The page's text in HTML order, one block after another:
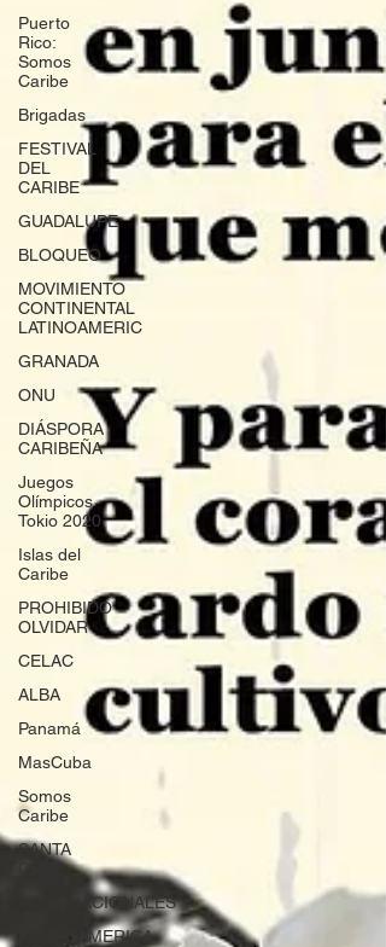
Puerto
Rico:
Somos
Caribe
Brigadas
FESTIVAL
DEL
CARIBE
GUADALUPE
BLOQUEO
MOVIMIENTO
CONTINENTAL
LATINOAMERIC
GRANADA
ONU
DIÁSPORA
CARIBEÑA
Juegos
Olímpicos
Tokio 2020
Islas del
Caribe
PROHIBIDO
OLVIDAR
CELAC
ALBA
Panamá
MasCuba
Somos
Caribe
SANTA
CRUZ
INTERNACIONALES
LATINOAMERICA